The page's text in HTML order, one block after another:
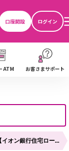
口座開設
ログイン
ATM お客さまサポート
【イオン銀行住宅ロー...